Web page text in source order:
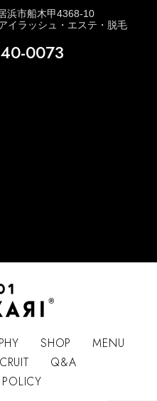
浜市船木甲4368-10
イラッシュ・エステ・脱毛
0073
SHOP
MENU
Q&A